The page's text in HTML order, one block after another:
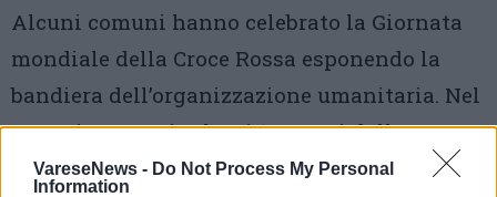
VareseNews - Do Not Process My Personal
Information
Alcuni comuni hanno celebrato la Giornata
mondiale della Croce Rossa esponendo la
bandiera dell’organizzazione umanitaria. Nel
2024 ricorrono inoltre i 160 anni dalla
fondazione